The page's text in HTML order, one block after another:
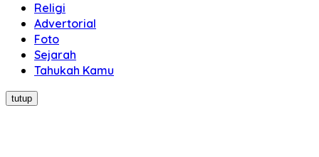
Religi
Advertorial
Foto
Sejarah
Tahukah Kamu
tutup